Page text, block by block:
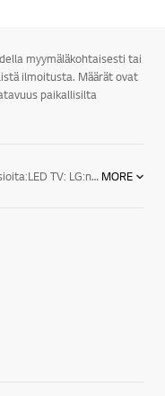
myymäläkohtaisesti tai
ilmoitusta. Määrät ovat
paikallisilta
LG tarjoaa sinulle suuren valikoiman televisioita:LED TV: LG:n LED-televisioiden designsarjan huippumalli näyttää juuri siltä kuin modernin television kuuluukin. Äärimmäisen ohuet valetut alumiinikehykset varmistavat, että televisio sopii täydellisesti joka ympäristöön.3D TV: LG:n 3D-televisio esittelee täysin uuden tason kuvanlaadulle, sillä sen tarkkuus on neljä kertaa suurempi kuin Full HD -television. Kuva on luonnollisesti uskomattoman eloisa ja tarkka, vaikka sitä katsottaisiin läheltä. LG UHD 3D -televisiot tyydyttävät katsojan tarpeet täydellisesti virheettömillä yksityiskohdilla ja nostavat näyttöjen standardin entistä korkeammalle.Smart TV: Vihdoinkin televisiossa on aina jotain hyvää katsottavaa. LG Smart TV on helpoin tapa kokea suosikkiohjelmasi, SF Anytime, Headweb, Viaplay, musiikki, sovellukset, sosiaaliset mediat ja verkkosivut. Kätevillä jakotoiminnoilla pääset käsiksi myös kotiverkossa tai älypuhelimellasi olevaan sisältöön.LG:n uuden sukupolven televisiot sekä audio- ja videolaitteet tarjoavat todellista viihdettä kaikenlaisiin televisioelämyksiin. Peli-iltoihin sopii esimerkiksi 60-tuumainen LED-taulutelevisio, ja lasten elokuvailtaa varten 42-tuumainen 3D LED -taulutelevisio. LG:n televisiot sopivat myös kaikkiin huoneisiin.LG:n televisioiden lukemattomat viihdeominaisuudet viihdyttävät sekä perhettäsi että vieraitasi. Saatavilla on myös useita lisätarvikkeita televisioita varten. LG:n televisioita on kiitelty ja ne ovat saaneet ylistäviä arvioita toiminnallisuudestaan, tehostaan sekä tyylistään. MORE